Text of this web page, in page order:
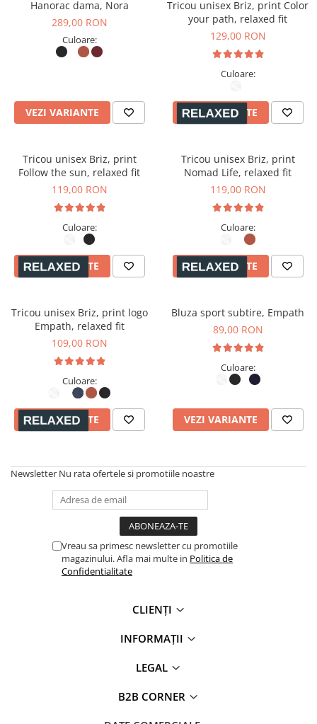
Hanorac dama, Nora
289,00 RON
Culoare:
VEZI VARIANTE
Tricou unisex Briz, print Color
your path, relaxed fit
129,00 RON
Culoare:
VEZI VARIANTE
Tricou unisex Briz, print
Follow the sun, relaxed fit
119,00 RON
Culoare:
VEZI VARIANTE
Tricou unisex Briz, print
Nomad Life, relaxed fit
119,00 RON
Culoare:
VEZI VARIANTE
Tricou unisex Briz, print logo
Empath, relaxed fit
109,00 RON
Culoare:
VEZI VARIANTE
Bluza sport subtire, Empath
89,00 RON
Culoare:
VEZI VARIANTE
Newsletter Nu rata ofertele si promotiile noastre
Vreau sa primesc newsletter cu promotiile
magazinului. Afla mai multe in Politica de
Confidentialitate
CLIENȚI
INFORMAȚII
LEGAL
B2B CORNER